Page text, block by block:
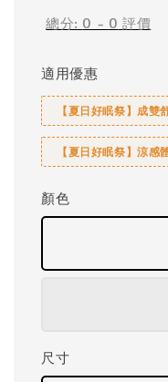
總分: 0 - 0 評價
適用優惠
【夏日好眠祭】成
【夏日好眠祭】涼感
顏色
尺寸